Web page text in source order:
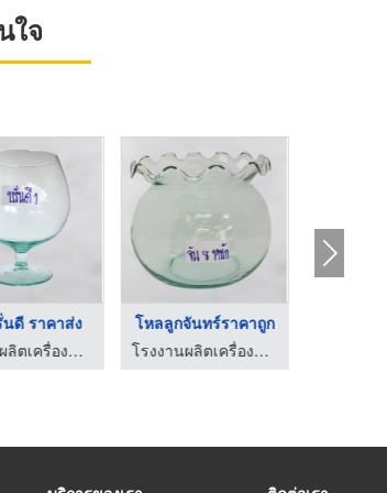
ใจ
ดี ราคาส่ง
โรงงานผลิตเครื่องแก้วรีไซเคิล - อุตสาหกรรมแก้วนครหลวง
โหลลูกจันทร์ราคาถูก
โรงงานผลิตเครื่องแก้วรีไซเคิล - อุตสาหกรรมแก้วนครหลวง